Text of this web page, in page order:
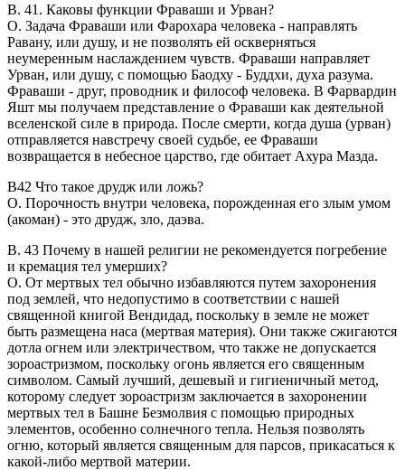
В. 41. Каковы функции Фраваши и Урван?
O. Задача Фраваши или Фарохара человека - направлять
Равану, или душу, и не позволять ей оскверняться
неумеренным наслаждением чувств. Фраваши направляет
Урван, или душу, с помощью Баодху - Буддхи, духа разума.
Фраваши - друг, проводник и философ человека. В Фарвардин
Яшт мы получаем представление о Фраваши как деятельной
вселенской силе в природа. После смерти, когда душа (урван)
отправляется навстречу своей судьбе, ее Фраваши
возвращается в небесное царство, где обитает Ахура Мазда.
В42 Что такое друдж или ложь?
О. Порочность внутри человека, порожденная его злым умом
(акоман) - это друдж, зло, даэва.
В. 43 Почему в нашей религии не рекомендуется погребение
и кремация тел умерших?
O. От мертвых тел обычно избавляются путем захоронения
под землей, что недопустимо в соответствии с нашей
священной книгой Вендидад, поскольку в земле не может
быть размещена наса (мертвая материя). Они также сжигаются
дотла огнем или электричеством, что также не допускается
зороастризмом, поскольку огонь является его священным
символом. Самый лучший, дешевый и гигиеничный метод,
которому следует зороастризм заключается в захоронении
мертвых тел в Башне Безмолвия с помощью природных
элементов, особенно солнечного тепла. Нельзя позволять
огню, который является священным для парсов, прикасаться к
какой-либо мертвой материи.